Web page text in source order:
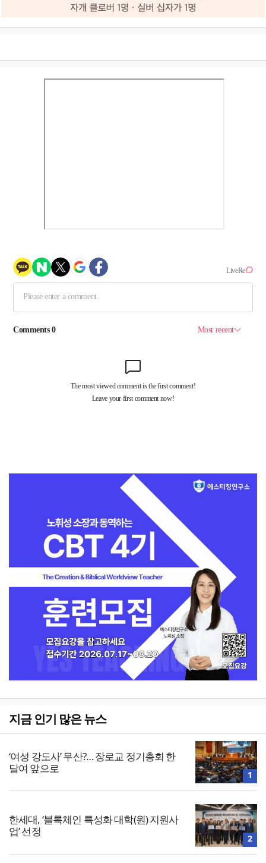
지금 인기 많은 뉴스
‘여성 강도사’ 무산?… 장로교 정기총회 한
달여 앞으로
1
한세대, ‘블록체인 특성화 대학(원) 지원사
업’ 선정
2